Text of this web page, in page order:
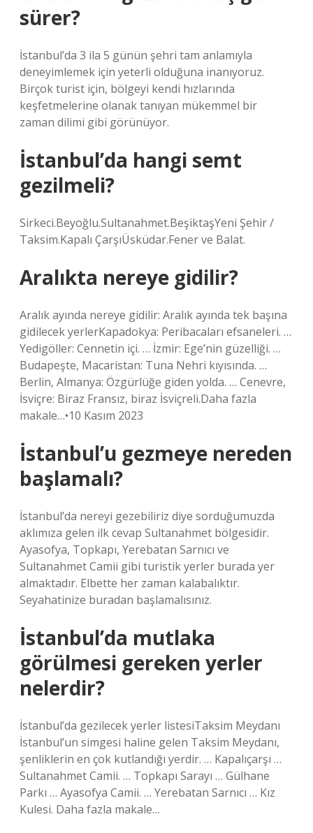
sürer?
İstanbul’da 3 ila 5 günün şehri tam anlamıyla
deneyimlemek için yeterli olduğuna inanıyoruz.
Birçok turist için, bölgeyi kendi hızlarında
keşfetmelerine olanak tanıyan mükemmel bir
zaman dilimi gibi görünüyor.
İstanbul’da hangi semt
gezilmeli?
Sirkeci.Beyoğlu.Sultanahmet.BeşiktaşYeni Şehir /
Taksim.Kapalı ÇarşıÜsküdar.Fener ve Balat.
Aralıkta nereye gidilir?
Aralık ayında nereye gidilir: Aralık ayında tek başına
gidilecek yerlerKapadokya: Peribacaları efsaneleri. …
Yedigöller: Cennetin içi. … İzmir: Ege’nin güzelliği. …
Budapeşte, Macaristan: Tuna Nehri kıyısında. …
Berlin, Almanya: Özgürlüğe giden yolda. … Cenevre,
İsviçre: Biraz Fransız, biraz İsviçreli.Daha fazla
makale…•10 Kasım 2023
İstanbul’u gezmeye nereden
başlamalı?
İstanbul’da nereyi gezebiliriz diye sorduğumuzda
aklımıza gelen ilk cevap Sultanahmet bölgesidir.
Ayasofya, Topkapı, Yerebatan Sarnıcı ve
Sultanahmet Camii gibi turistik yerler burada yer
almaktadır. Elbette her zaman kalabalıktır.
Seyahatinize buradan başlamalısınız.
İstanbul’da mutlaka
görülmesi gereken yerler
nelerdir?
İstanbul’da gezilecek yerler listesiTaksim Meydanı
İstanbul’un simgesi haline gelen Taksim Meydanı,
şenliklerin en çok kutlandığı yerdir. … Kapalıçarşı …
Sultanahmet Camii. … Topkapı Sarayı … Gülhane
Parkı … Ayasofya Camii. … Yerebatan Sarnıcı … Kız
Kulesi. Daha fazla makale…